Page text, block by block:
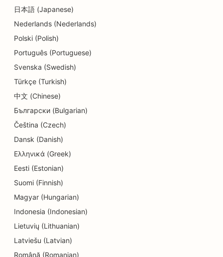
日本語 (Japanese)
Nederlands (Nederlands)
Polski (Polish)
Português (Portuguese)
Svenska (Swedish)
Türkçe (Turkish)
中文 (Chinese)
Български (Bulgarian)
Čeština (Czech)
Dansk (Danish)
Ελληνικά (Greek)
Eesti (Estonian)
Suomi (Finnish)
Magyar (Hungarian)
Indonesia (Indonesian)
Lietuvių (Lithuanian)
Latviešu (Latvian)
Română (Romanian)